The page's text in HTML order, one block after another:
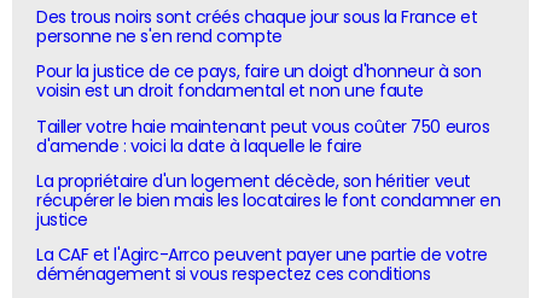
Des trous noirs sont créés chaque jour sous la France et
personne ne s'en rend compte
Pour la justice de ce pays, faire un doigt d'honneur à son
voisin est un droit fondamental et non une faute
Tailler votre haie maintenant peut vous coûter 750 euros
d'amende : voici la date à laquelle le faire
La propriétaire d'un logement décède, son héritier veut
récupérer le bien mais les locataires le font condamner en
justice
La CAF et l'Agirc-Arrco peuvent payer une partie de votre
déménagement si vous respectez ces conditions